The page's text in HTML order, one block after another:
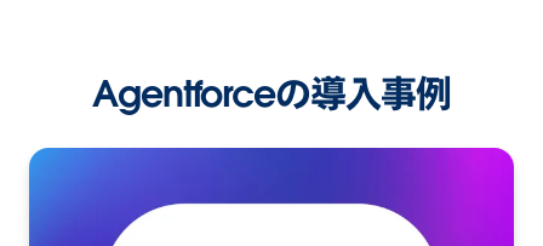
Agentforceの導入事例